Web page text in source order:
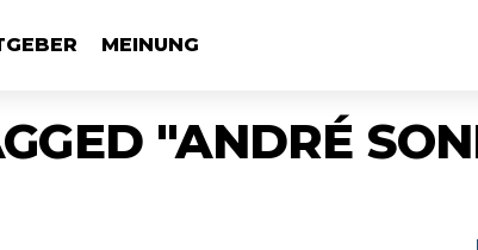
MEINUNG
"ANDRÉ